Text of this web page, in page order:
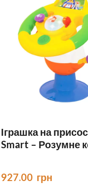
Іграшка на
Smart – Розумне
927.00  грн